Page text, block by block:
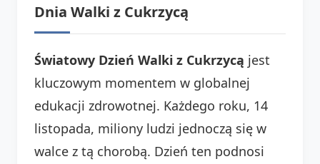
Dnia Walki z Cukrzycą
Światowy Dzień Walki z Cukrzycą jest
kluczowym momentem w globalnej
edukacji zdrowotnej. Każdego roku, 14
listopada, miliony ludzi jednoczą się w
walce z tą chorobą. Dzień ten podnosi